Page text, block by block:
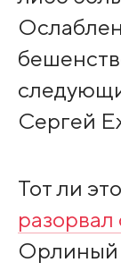
Сергей
Тот ли
разорвал
Орлиный